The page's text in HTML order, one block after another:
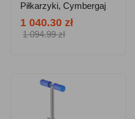
Piłkarzyki, Cymbergaj
Nils Fun SDG Set 3w1
1 040.30 zł
1 094.99 zł